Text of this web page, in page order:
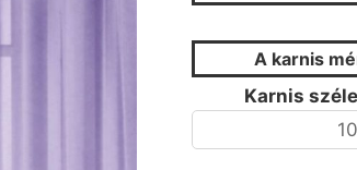
A karnis
Karnis